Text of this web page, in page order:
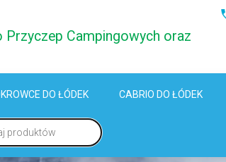
Campingowych oraz
DO ŁÓDEK CABRIO DO ŁÓDEK